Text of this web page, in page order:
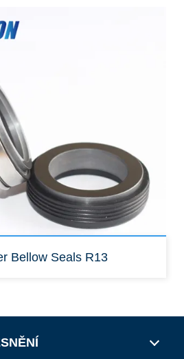
Bellow Seals R13